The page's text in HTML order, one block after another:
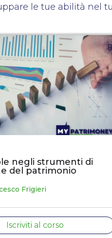
le tue abilità nel
negli strumenti di
del patrimonio
Frigieri
Iscriviti al corso